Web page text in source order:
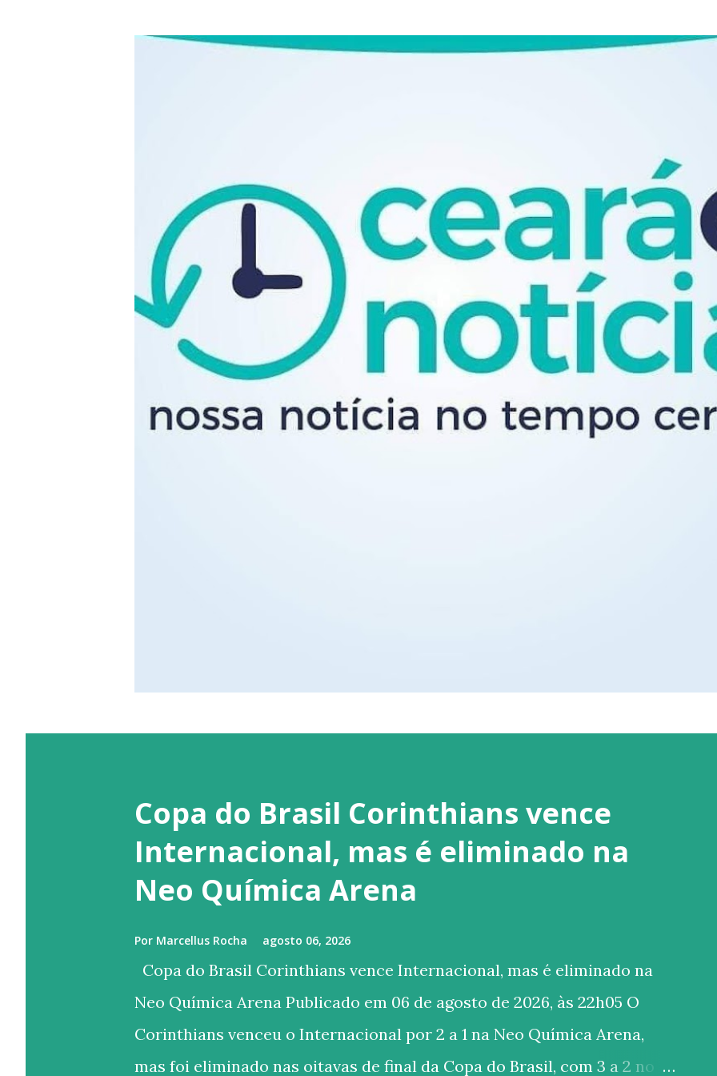
Copa do Brasil Corinthians vence
Internacional, mas é eliminado na
Neo Química Arena
Por Marcellus Rocha agosto 06, 2026
Copa do Brasil Corinthians vence Internacional, mas é eliminado na
Neo Química Arena Publicado em 06 de agosto de 2026, às 22h05 O
Corinthians venceu o Internacional por 2 a 1 na Neo Química Arena,
mas foi eliminado nas oitavas de final da Copa do Brasil, com 3 a 2 no